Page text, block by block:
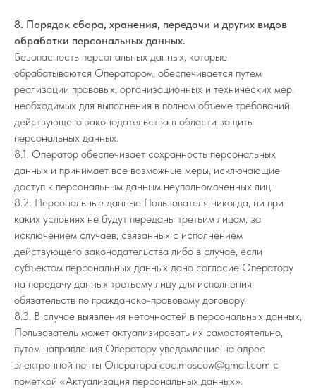
8. Порядок сбора, хранения, передачи и других видов
обработки персональных данных.
Безопасность персональных данных, которые
обрабатываются Оператором, обеспечивается путем
реализации правовых, организационных и технических мер,
необходимых для выполнения в полном объеме требований
действующего законодательства в области защиты
персональных данных.
8.1. Оператор обеспечивает сохранность персональных
данных и принимает все возможные меры, исключающие
доступ к персональным данным неуполномоченных лиц.
8.2. Персональные данные Пользователя никогда, ни при
каких условиях не будут переданы третьим лицам, за
исключением случаев, связанных с исполнением
действующего законодательства либо в случае, если
субъектом персональных данных дано согласие Оператору
на передачу данных третьему лицу для исполнения
обязательств по гражданско-правовому договору.
8.3. В случае выявления неточностей в персональных данных,
Пользователь может актуализировать их самостоятельно,
путем направления Оператору уведомление на адрес
электронной почты Оператора eoc.moscow@gmail.com с
пометкой «Актуализация персональных данных».